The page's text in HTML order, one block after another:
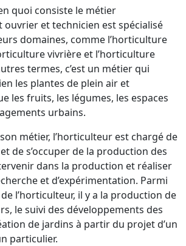
quoi consiste le métier
ouvrier et technicien est spécialisé
domaines, comme l’horticulture
vivrière et l’horticulture
termes, c’est un métier qui
les plantes de plein air et
les fruits, les légumes, les espaces
urbains.
métier, l’horticulteur est chargé de
de s’occuper de la production des
dans la production et réaliser
et d’expérimentation. Parmi
l’horticulteur, il y a la production de
le suivi des développements des
de jardins à partir du projet d’un
particulier.